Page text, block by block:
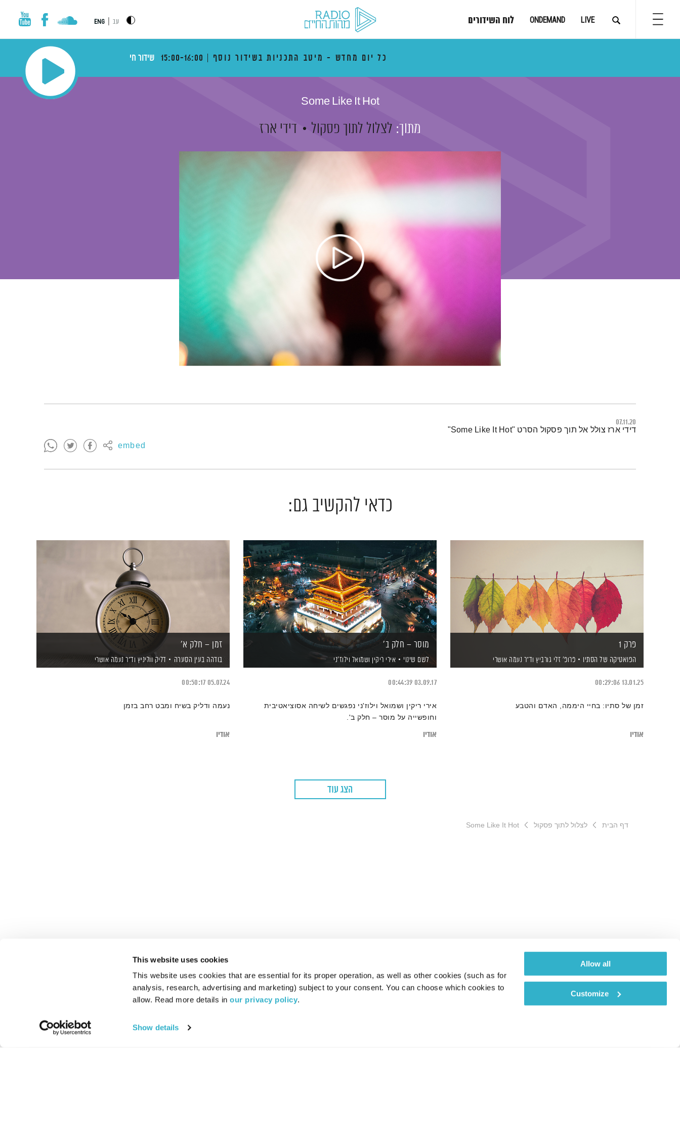
This website uses cookies
This website uses cookies that are essential for its proper operation, as well as other cookies (such as for
analysis, research, advertising and marketing) subject to your consent. You can choose which cookies to
allow. Read more details in our privacy policy.
Show details
Allow all
Customize
LIVE
ONDEMAND לוח השידורים עב ENG
כל יום מחדש - מיטב התכניות בשידור נוסף 15:00-16:00 שידור חי
Some Like It Hot
מתוך: לצלול לתוך פסקול דידי ארז
07.11.20
embed
תמצית הפודקאסט
דידי ארז צולל אל תוך פסקול הסרט "Some Like It Hot"
כדאי להקשיב גם:
פרק 1
הפואטיקה של הסתיו פרופ' זלי גורביץ וד"ר נעמה אושרי
13.01.25
00:29:06
זמן של סתיו: בחיי היממה, האדם והטבע
אודיו
מוסר – חלק ב'
לשם שינוי אירי ריקין ושמואל וילוז'ני
03.09.17
00:44:39
אירי ריקין ושמואל וילוז'ני נפגשים לשיחה אסוציאטיבית
וחופשייה על מוסר – חלק ב'.
אודיו
זמן – חלק א'
בודהה בעין הסערה דליק ווליניץ וד"ר נעמה אושרי
05.07.24
00:50:17
נעמה ודליק בשיח ומבט רחב בזמן
אודיו
הצג עוד
דף הבית לצלול לתוך פסקול Some Like It Hot